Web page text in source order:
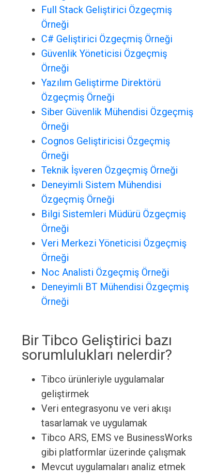
Full Stack Geliştirici Özgeçmiş
Örneği
C# Geliştirici Özgeçmiş Örneği
Güvenlik Yöneticisi Özgeçmiş
Örneği
Yazılım Geliştirme Direktörü
Özgeçmiş Örneği
Siber Güvenlik Mühendisi Özgeçmiş
Örneği
Cognos Geliştiricisi Özgeçmiş
Örneği
Teknik İşveren Özgeçmiş Örneği
Deneyimli Sistem Mühendisi
Özgeçmiş Örneği
Bilgi Sistemleri Müdürü Özgeçmiş
Örneği
Veri Merkezi Yöneticisi Özgeçmiş
Örneği
Noc Analisti Özgeçmiş Örneği
Deneyimli BT Mühendisi Özgeçmiş
Örneği
Bir Tibco Geliştirici bazı
sorumlulukları nelerdir?
Tibco ürünleriyle uygulamalar
geliştirmek
Veri entegrasyonu ve veri akışı
tasarlamak ve uygulamak
Tibco ARS, EMS ve BusinessWorks
gibi platformlar üzerinde çalışmak
Mevcut uygulamaları analiz etmek